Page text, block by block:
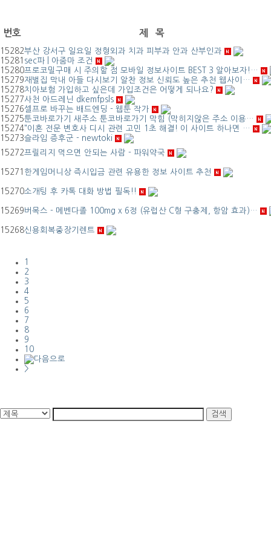
번호 제 목
15282부산 강서구 일요일 정형외과 치과 피부과 안과 산부인과
15281 sec파 | 아줌마 조건
15280프로코밀구매 시 주의할 점 모바일 정보사이트 BEST 3 알아보자!…
15279재벌집 막내 아들 다시보기 알찬 정보 신뢰도 높은 추천 웹사이…
15278치아보험 가입하고 싶은데 가입조건은 어떻게 되나요?
15277사천 아드레닌 dkemfpsls
15276셀프로 바꾸는 배드엔딩 - 웹툰 작가
15275툰코바로가기 새주소 툰코바로가기 막힘 (막히지않은 주소 이용…
15274"이혼 전문 변호사 디시 관련 고민 1초 해결! 이 사이트 하나면 …
15273슬라임 증후군 - newtoki
15272프릴리지 먹으면 안되는 사람 - 파워약국
15271 한게임머니상 즉시입금 관련 유용한 정보 사이트 추천
15270소개팅 후 카톡 대화 방법 필독!!
15269버목스 - 메벤다졸 100mg x 6정 (유럽산 C형 구충제, 항암 효과)…
15268신용회복중장기렌트
1
2
3
4
5
6
7
8
9
10
>